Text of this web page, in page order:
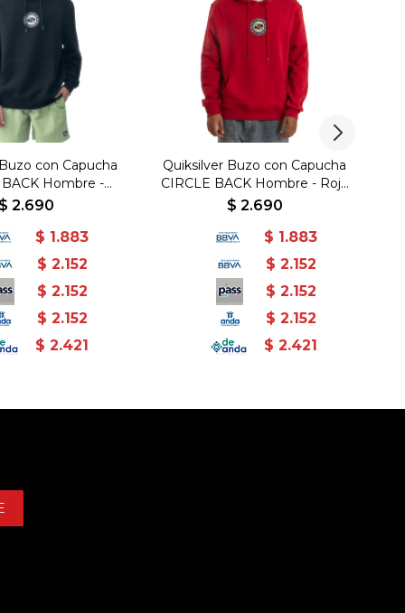
con Capucha
Hombre -
- Negro
2.690
$ 1.883
$ 2.152
$ 2.152
$ 2.152
$ 2.421
Quiksilver Buzo con Capucha
CIRCLE BACK Hombre - Rojo
- Rojo
$ 2.690
$ 1.883
$ 2.152
$ 2.152
$ 2.152
$ 2.421